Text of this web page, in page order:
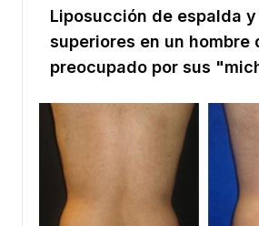
Liposucción de espalda
superiores en un hombre
preocupado por sus